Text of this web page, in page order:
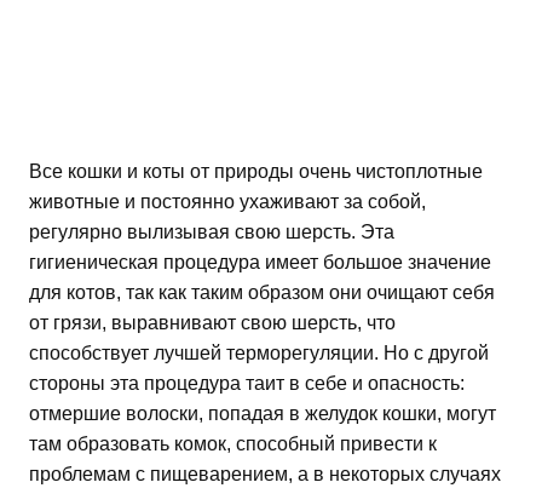
Все кошки и коты от природы очень чистоплотные
животные и постоянно ухаживают за собой,
регулярно вылизывая свою шерсть. Эта
гигиеническая процедура имеет большое значение
для котов, так как таким образом они очищают себя
от грязи, выравнивают свою шерсть, что
способствует лучшей терморегуляции. Но с другой
стороны эта процедура таит в себе и опасность:
отмершие волоски, попадая в желудок кошки, могут
там образовать комок, способный привести к
проблемам с пищеварением, а в некоторых случаях